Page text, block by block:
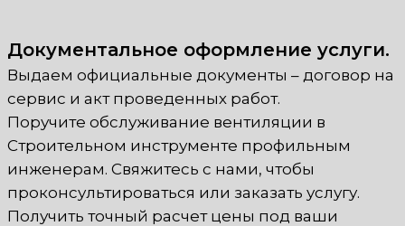
Документальное оформление услуги.
Выдаем официальные документы – договор на
сервис и акт проведенных работ.
Поручите обслуживание вентиляции в
Строительном инструменте профильным
инженерам. Свяжитесь с нами, чтобы
проконсультироваться или заказать услугу.
Получить точный расчет цены под ваши